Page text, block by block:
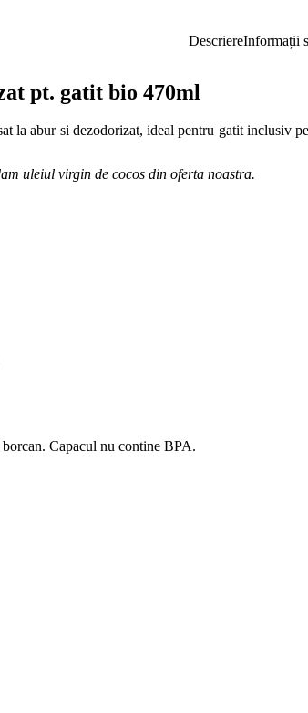
DescriereInformații
pt. gatit bio 470ml
la abur si dezodorizat, ideal pentru gatit inclusiv
uleiul virgin de cocos din oferta noastra.
Capacul nu contine BPA.